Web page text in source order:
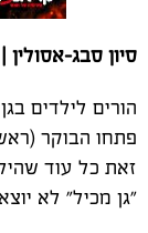
סיון סבג-
הורים לילדים
פתחו הבוקר
זאת כל עוד
"גן מכיל" לא